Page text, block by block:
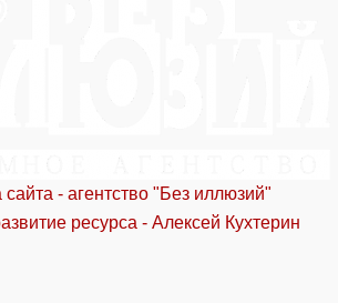
сайта - агентство "Без иллюзий"
ресурса - Алексей Кухтерин